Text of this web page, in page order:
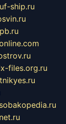
f-ship.ru
files.org.ru
sobakopedia.ru